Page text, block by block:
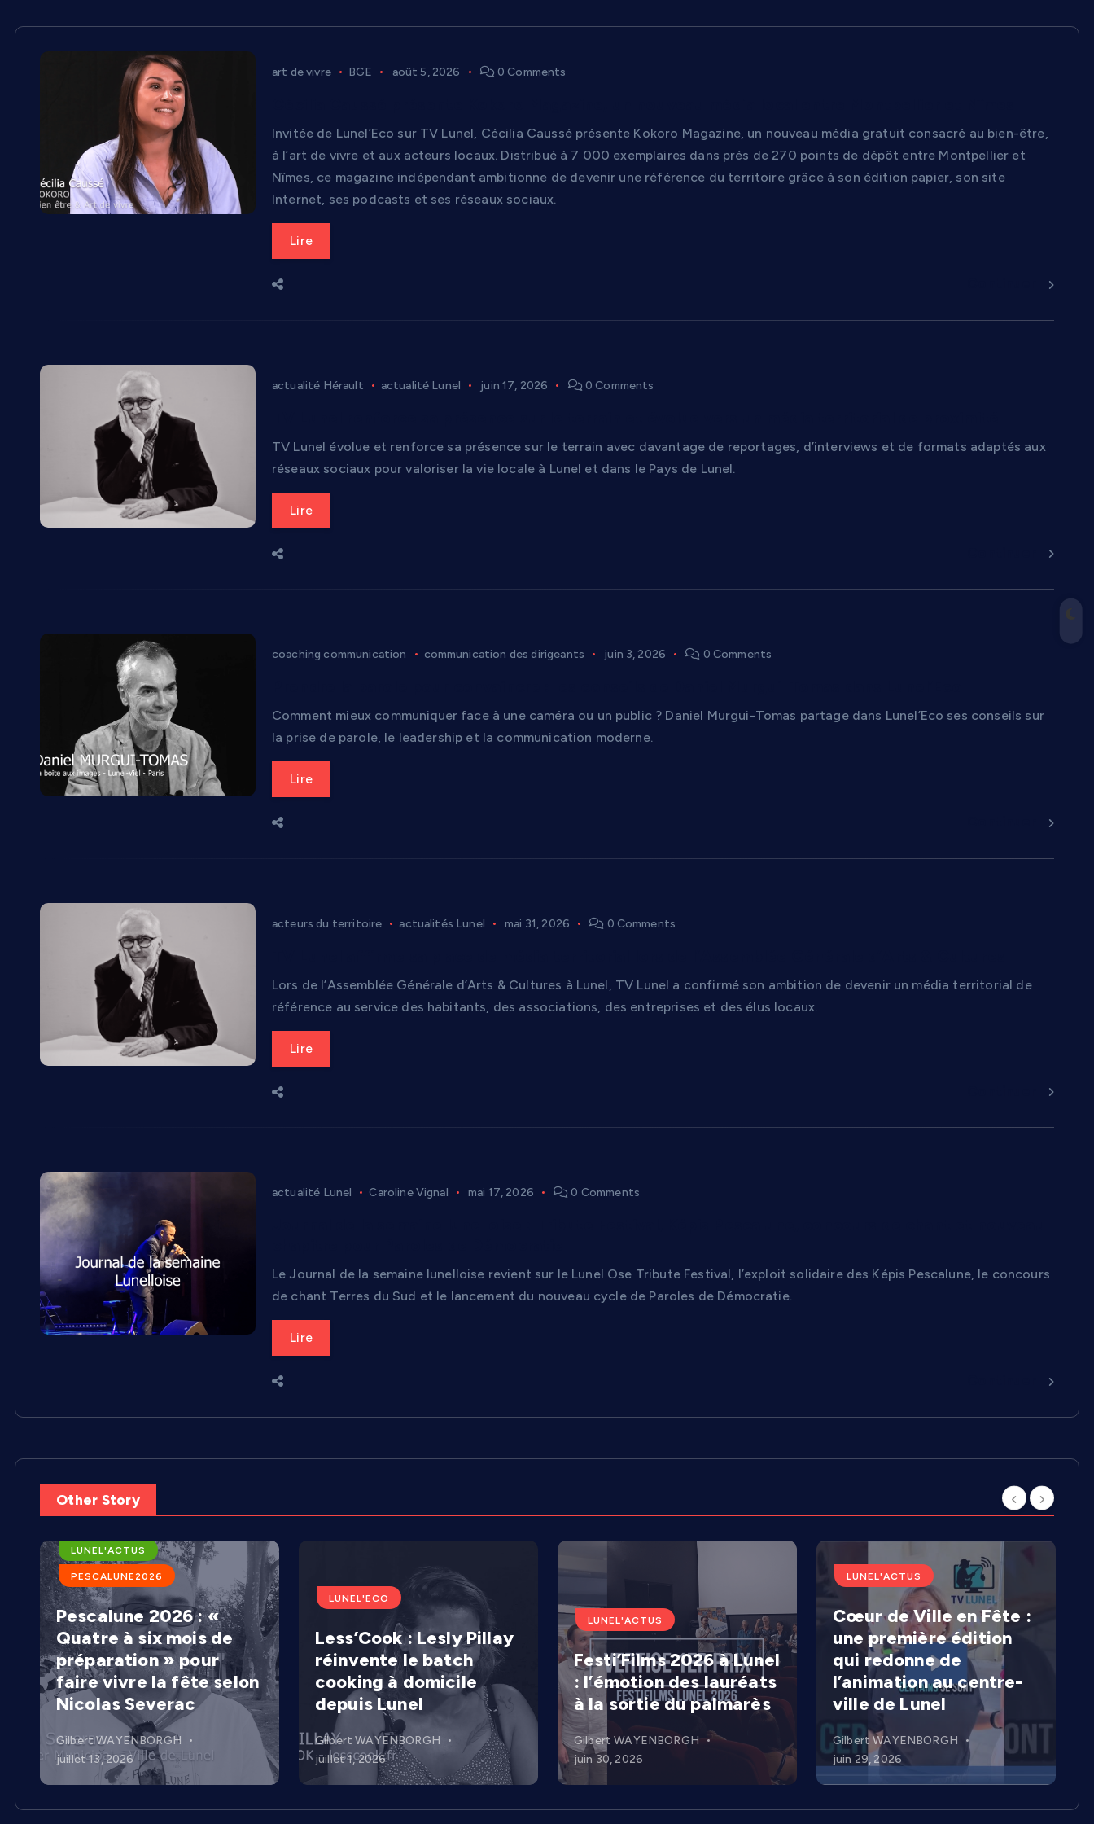
art de vivre BGE août 5, 2026 0 Comments
Invitée de Lunel’Eco sur TV Lunel, Cécilia Caussé présente Kokoro Magazine, un nouveau média gratuit consacré au bien-être,
à l’art de vivre et aux acteurs locaux. Distribué à 7 000 exemplaires dans près de 270 points de dépôt entre Montpellier et
Nîmes, ce magazine indépendant ambitionne de devenir une référence du territoire grâce à son édition papier, son site
Internet, ses podcasts et ses réseaux sociaux.
Lire
actualité Hérault actualité Lunel juin 17, 2026 0 Comments
TV Lunel évolue et renforce sa présence sur le terrain avec davantage de reportages, d’interviews et de formats adaptés aux
réseaux sociaux pour valoriser la vie locale à Lunel et dans le Pays de Lunel.
Lire
coaching communication communication des dirigeants juin 3, 2026 0 Comments
Comment mieux communiquer face à une caméra ou un public ? Daniel Murgui-Tomas partage dans Lunel’Eco ses conseils sur
la prise de parole, le leadership et la communication moderne.
Lire
acteurs du territoire actualités Lunel mai 31, 2026 0 Comments
Lors de l’Assemblée Générale d’Arts & Cultures à Lunel, TV Lunel a confirmé son ambition de devenir un média territorial de
référence au service des habitants, des associations, des entreprises et des élus locaux.
Lire
actualité Lunel Caroline Vignal mai 17, 2026 0 Comments
Le Journal de la semaine lunelloise revient sur le Lunel Ose Tribute Festival, l’exploit solidaire des Képis Pescalune, le concours
de chant Terres du Sud et le lancement du nouveau cycle de Paroles de Démocratie.
Lire
Other Story
LUNEL'ACTUS
PESCALUNE2026
Pescalune 2026 : «
Quatre à six mois de
préparation » pour
faire vivre la fête selon
Nicolas Severac
Gilbert WAYENBORGH
juillet 13, 2026
LUNEL'ECO
Less’Cook : Lesly Pillay
réinvente le batch
cooking à domicile
depuis Lunel
Gilbert WAYENBORGH
juillet 1, 2026
LUNEL'ACTUS
Festi’Films 2026 à Lunel
: l’émotion des lauréats
à la sortie du palmarès
Gilbert WAYENBORGH
juin 30, 2026
LUNEL'ACTUS
Cœur de Ville en Fête :
une première édition
qui redonne de
l’animation au centre-
ville de Lunel
Gilbert WAYENBORGH
juin 29, 2026